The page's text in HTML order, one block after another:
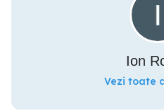
Ion
Vezi toate